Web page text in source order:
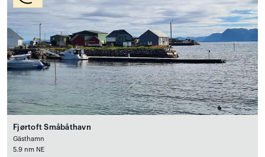
Fjørtoft Småbåthavn
Gästhamn
5.9 nm NE